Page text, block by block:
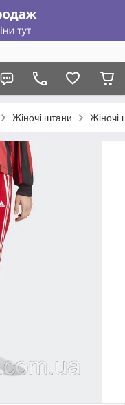
Жіночі штани Жіночі